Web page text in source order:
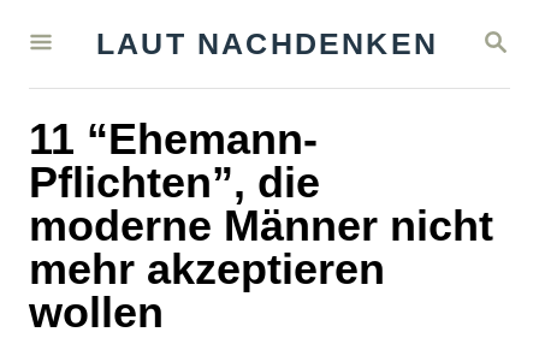
S
A
LAUT NACHDENKEN
11 “Ehemann-
Pflichten”, die
moderne Männer nicht
mehr akzeptieren
wollen